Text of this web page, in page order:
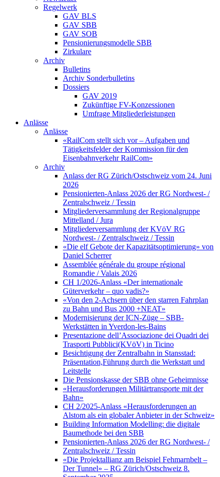
Regelwerk
GAV BLS
GAV SBB
GAV SOB
Pensionierungsmodelle SBB
Zirkulare
Archiv
Bulletins
Archiv Sonderbulletins
Dossiers
GAV 2019
Zukünftige FV-Konzessionen
Umfrage Mitgliederleistungen
Anlässe
Anlässe
«RailCom stellt sich vor – Aufgaben und
Tätigkeitsfelder der Kommission für den
Eisenbahnverkehr RailCom»
Archiv
Anlass der RG Zürich/Ostschweiz vom 24. Juni
2026
Pensionierten-Anlass 2026 der RG Nordwest- /
Zentralschweiz / Tessin
Mitgliederversammlung der Regionalgruppe
Mittelland / Jura
Mitgliederversammlung der KVöV RG
Nordwest- / Zentralschweiz / Tessin
«Die elf Gebote der Kapazitätsoptimierung» von
Daniel Scherrer
Assemblée générale du groupe régional
Romandie / Valais 2026
CH 1/2026-Anlass «Der internationale
Güterverkehr – quo vadis?»
«Von den 2-Achsern über den starren Fahrplan
zu Bahn und Bus 2000 +NEAT»
Modernisierung der ICN-Züge – SBB-
Werkstätten in Yverdon-les-Bains
Presentazione dell’Associazione dei Quadri dei
Trasporti Pubblici(KVöV) in Ticino
Besichtigung der Zentralbahn in Stansstad:
Präsentation,Führung durch die Werkstatt und
Leitstelle
Die Pensionskasse der SBB ohne Geheimnisse
«Herausforderungen Militärtransporte mit der
Bahn»
CH 2/2025-Anlass «Herausforderungen an
Alstom als ein globaler Anbieter in der Schweiz»
Building Information Modelling: die digitale
Baumethode bei den SBB
Pensionierten-Anlass 2026 der RG Nordwest- /
Zentralschweiz / Tessin
«Die Projektallianz am Beispiel Fehmarnbelt –
Der Tunnel» – RG Zürich/Ostschweiz 8.